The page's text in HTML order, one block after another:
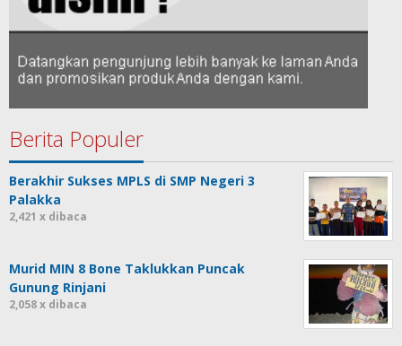
Berita Populer
Berakhir Sukses MPLS di SMP Negeri 3
Palakka
2,421 x dibaca
Murid MIN 8 Bone Taklukkan Puncak
Gunung Rinjani
2,058 x dibaca